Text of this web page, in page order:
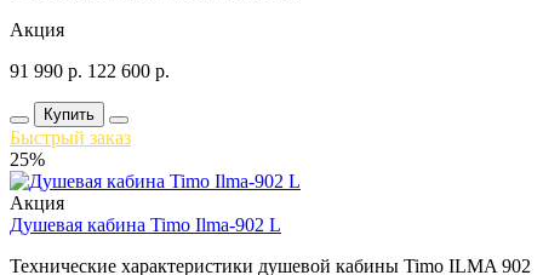
Акция
91 990 р. 122 600 р.
Купить
Быстрый заказ
25%
Акция
Душевая кабина Timo Ilma-902 L
Технические характеристики душевой кабины Timo ILMA 902